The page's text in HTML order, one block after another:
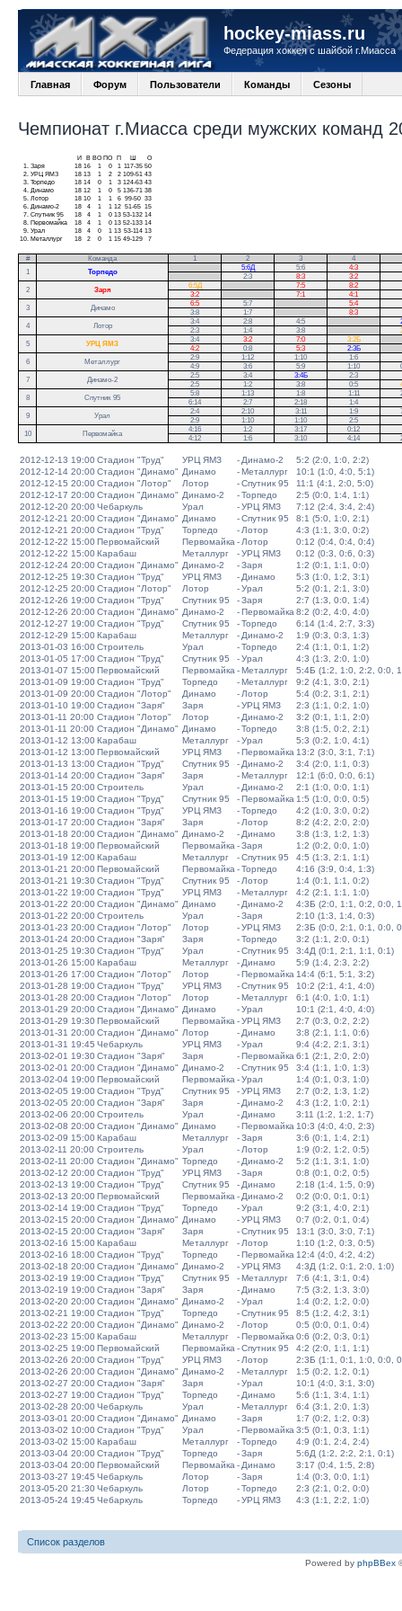
hockey-miass.ru
Федерация хоккея с шайбой г.Миасса
Главная Форум Пользователи Команды Сезоны
Чемпионат г.Миасса среди мужских команд
И В ВО ПО П
О
1.
Заря 18 16 1 0 1 117-35 50
2. УРЦ ЯМЗ 18 13 1 2 2 109-51 43
3. Торпедо 18 14 0 1 3 124-63 43
4.
Динамо 18 12 1 0 5 136-71 38
5. Лотор 18 10 1 1 6 99-50 33
6.
Динамо-2 18 4 1 1 12 51-65 15
7. Спутник 95 18 4 1 0 13 53-132 14
8.
Первомайка 18 4 1 0 13 52-133 14
9. Урал 18 4 0 1 13 53-114 13
10.
Металлург 18 2 0 1 15 49-129 7
# Команда 1 2 3
4
1
Торпедо
5:6Д 5:6
4:3
2:3 8:3
3:2
2
Заря
6:5Д 7:5
8:2
3:2
7:1
4:1
3
Динамо
6:5 5:7
5:4
3:8
1:7
8:3
4
Лотор
3:4 2:8 4:5
2:3
1:4 3:8
5
УРЦ ЯМЗ
3:4 3:2 7:0 3:2Б
4:2
0:8 5:3 2:3Б
6
Металлург
2:9 1:12 1:10
1:6
4:9
3:6 5:9 1:10
7
Динамо-2
2:5 3:4 3:4Б
2:3
2:5
1:2 3:8 0:5
8
Спутник 95
5:8 1:13 1:8 1:11
6:14
2:7 2:18
1:4
9
Урал
2:4 2:10 3:11 1:9
2:9
1:10 1:10
2:5
10
Первомайка
4:16 1:2 3:17
0:12
4:12
1:6 3:10 4:14
2012-12-13 19:00Стадион "Труд" УРЦ ЯМЗ - Динамо-2
5:2 (2:0, 1:0, 2:2)
2012-12-14 20:00Стадион "Динамо" Динамо -Металлург
10:1 (1:0, 4:0, 5:1)
2012-12-15 20:00Стадион "Лотор" Лотор -Спутник 95
11:1 (4:1, 2:0, 5:0)
2012-12-17 20:00Стадион "Динамо" Динамо-2 -Торпедо
2:5 (0:0, 1:4, 1:1)
2012-12-20 20:00Чебаркуль Урал -УРЦ ЯМЗ
7:12 (2:4, 3:4, 2:4)
2012-12-21 20:00Стадион "Динамо" Динамо -Спутник 95
8:1 (5:0, 1:0, 2:1)
2012-12-21 20:00Стадион "Труд" Торпедо - Лотор
4:3 (1:1, 3:0, 0:2)
2012-12-22 15:00Первомайский Первомайка - Лотор
0:12 (0:4, 0:4, 0:4)
2012-12-22 15:00Карабаш Металлург -УРЦ ЯМЗ
0:12 (0:3, 0:6, 0:3)
2012-12-24 20:00Стадион "Динамо" Динамо-2 -Заря
1:2 (0:1, 1:1, 0:0)
2012-12-25 19:30Стадион "Труд" УРЦ ЯМЗ - Динамо
5:3 (1:0, 1:2, 3:1)
2012-12-25 20:00Стадион "Лотор" Лотор -Урал
5:2 (0:1, 2:1, 3:0)
2012-12-26 19:00Стадион "Труд" Спутник 95 -Заря
2:7 (1:3, 0:0, 1:4)
2012-12-26 20:00Стадион "Динамо" Динамо-2 -Первомайка 8:2 (0:2, 4:0, 4:0)
2012-12-27 19:00Стадион "Труд" Спутник 95 -Торпедо
6:14 (1:4, 2:7, 3:3)
2012-12-29 15:00Карабаш Металлург - Динамо-2
1:9 (0:3, 0:3, 1:3)
2013-01-03 16:00Строитель Урал -Торпедо
2:4 (1:1, 0:1, 1:2)
2013-01-05 17:00Стадион "Труд" Спутник 95 -Урал
4:3 (1:3, 2:0, 1:0)
2013-01-07 15:00Первомайский Первомайка -Металлург
5:4Б (1:2, 1:0, 2:2, 0:0,
2013-01-09 19:00Стадион "Труд" Торпедо -Металлург
9:2 (4:1, 3:0, 2:1)
2013-01-09 20:00Стадион "Лотор" Динамо - Лотор
5:4 (0:2, 3:1, 2:1)
2013-01-10 19:00Стадион "Заря" Заря -УРЦ ЯМЗ
2:3 (1:1, 0:2, 1:0)
2013-01-11 20:00 Стадион "Лотор" Лотор - Динамо-2
3:2 (0:1, 1:1, 2:0)
2013-01-11 20:00 Стадион "Динамо" Динамо -Торпедо
3:8 (1:5, 0:2, 2:1)
2013-01-12 13:00Карабаш Металлург -Урал
5:3 (0:2, 1:0, 4:1)
2013-01-12 13:00Первомайский УРЦ ЯМЗ -Первомайка 13:2 (3:0, 3:1, 7:1)
2013-01-13 13:00Стадион "Труд" Спутник 95 - Динамо-2
3:4 (2:0, 1:1, 0:3)
2013-01-14 20:00Стадион "Заря" Заря -Металлург
12:1 (6:0, 0:0, 6:1)
2013-01-15 20:00Строитель Урал - Динамо-2
2:1 (1:0, 0:0, 1:1)
2013-01-15 19:00Стадион "Труд" Спутник 95 -Первомайка 1:5 (1:0, 0:0, 0:5)
2013-01-16 19:00Стадион "Труд" УРЦ ЯМЗ -Торпедо
4:2 (1:0, 3:0, 0:2)
2013-01-17 20:00Стадион "Заря" Заря - Лотор
8:2 (4:2, 2:0, 2:0)
2013-01-18 20:00Стадион "Динамо" Динамо-2 - Динамо
3:8 (1:3, 1:2, 1:3)
2013-01-18 19:00Первомайский Первомайка -Заря
1:2 (0:2, 0:0, 1:0)
2013-01-19 12:00Карабаш Металлург -Спутник 95
4:5 (1:3, 2:1, 1:1)
2013-01-21 20:00Первомайский Первомайка -Торпедо
4:16 (3:9, 0:4, 1:3)
2013-01-21 19:30Стадион "Труд" Спутник 95 - Лотор
1:4 (0:1, 1:1, 0:2)
2013-01-22 19:00Стадион "Труд" УРЦ ЯМЗ -Металлург
4:2 (2:1, 1:1, 1:0)
2013-01-22 20:00Стадион "Динамо" Динамо - Динамо-2
4:3Б (2:0, 1:1, 0:2, 0:0,
2013-01-22 20:00Строитель Урал -Заря
2:10 (1:3, 1:4, 0:3)
2013-01-23 20:00Стадион "Лотор" Лотор -УРЦ ЯМЗ
2:3Б (0:0, 2:1, 0:1, 0:0,
2013-01-24 20:00Стадион "Заря" Заря -Торпедо
3:2 (1:1, 2:0, 0:1)
2013-01-25 19:30Стадион "Труд" Урал -Спутник 95
3:4Д (0:1, 2:1, 1:1, 0:1)
2013-01-26 15:00Карабаш Металлург - Динамо
5:9 (1:4, 2:3, 2:2)
2013-01-26 17:00Стадион "Лотор" Лотор -Первомайка 14:4 (6:1, 5:1, 3:2)
2013-01-28 19:00Стадион "Труд" УРЦ ЯМЗ -Спутник 95
10:2 (2:1, 4:1, 4:0)
2013-01-28 20:00Стадион "Лотор" Лотор -Металлург
6:1 (4:0, 1:0, 1:1)
2013-01-29 20:00Стадион "Динамо" Динамо -Урал
10:1 (2:1, 4:0, 4:0)
2013-01-29 19:30Первомайский Первомайка -УРЦ ЯМЗ
2:7 (0:3, 0:2, 2:2)
2013-01-31 20:00Стадион "Динамо" Лотор - Динамо
3:8 (2:1, 1:1, 0:6)
2013-01-31 19:45 Чебаркуль УРЦ ЯМЗ -Урал
9:4 (4:2, 2:1, 3:1)
2013-02-01 19:30Стадион "Заря" Заря -Первомайка 6:1 (2:1, 2:0, 2:0)
2013-02-01 20:00Стадион "Динамо" Динамо-2 -Спутник 95
3:4 (1:1, 1:0, 1:3)
2013-02-04 19:00Первомайский Первомайка -Урал
1:4 (0:1, 0:3, 1:0)
2013-02-05 19:00Стадион "Труд" Спутник 95 -УРЦ ЯМЗ
2:7 (0:2, 1:3, 1:2)
2013-02-05 20:00Стадион "Заря" Заря - Динамо-2
4:3 (1:2, 1:0, 2:1)
2013-02-06 20:00Строитель Урал - Динамо
3:11 (1:2, 1:2, 1:7)
2013-02-08 20:00Стадион "Динамо" Динамо -Первомайка 10:3 (4:0, 4:0, 2:3)
2013-02-09 15:00Карабаш Металлург -Заря
3:6 (0:1, 1:4, 2:1)
2013-02-11 20:00 Строитель Урал - Лотор
1:9 (0:2, 1:2, 0:5)
2013-02-11 20:00 Стадион "Динамо" Торпедо - Динамо-2
5:2 (1:1, 3:1, 1:0)
2013-02-12 20:00Стадион "Труд" УРЦ ЯМЗ -Заря
0:8 (0:1, 0:2, 0:5)
2013-02-13 19:00Стадион "Труд" Спутник 95 - Динамо
2:18 (1:4, 1:5, 0:9)
2013-02-13 20:00Первомайский Первомайка - Динамо-2
0:2 (0:0, 0:1, 0:1)
2013-02-14 19:00Стадион "Труд" Торпедо -Урал
9:2 (3:1, 4:0, 2:1)
2013-02-15 20:00Стадион "Динамо" Динамо -УРЦ ЯМЗ
0:7 (0:2, 0:1, 0:4)
2013-02-15 20:00Стадион "Заря" Заря -Спутник 95
13:1 (3:0, 3:0, 7:1)
2013-02-16 15:00Карабаш Металлург - Лотор
1:10 (1:2, 0:3, 0:5)
2013-02-16 18:00Стадион "Труд" Торпедо -Первомайка 12:4 (4:0, 4:2, 4:2)
2013-02-18 20:00Стадион "Динамо" Динамо-2 -УРЦ ЯМЗ
4:3Д (1:2, 0:1, 2:0, 1:0)
2013-02-19 19:00Стадион "Труд" Спутник 95 -Металлург
7:6 (4:1, 3:1, 0:4)
2013-02-19 19:00Стадион "Заря" Заря - Динамо
7:5 (3:2, 1:3, 3:0)
2013-02-20 20:00Стадион "Динамо" Динамо-2 -Урал
1:4 (0:2, 1:2, 0:0)
2013-02-21 19:00Стадион "Труд" Торпедо -Спутник 95
8:5 (1:2, 4:2, 3:1)
2013-02-22 20:00Стадион "Динамо" Динамо-2 - Лотор
0:5 (0:0, 0:1, 0:4)
2013-02-23 15:00Карабаш Металлург -Первомайка 0:6 (0:2, 0:3, 0:1)
2013-02-25 19:00Первомайский Первомайка -Спутник 95
4:2 (2:0, 1:1, 1:1)
2013-02-26 20:00Стадион "Труд" УРЦ ЯМЗ - Лотор
2:3Б (1:1, 0:1, 1:0, 0:0,
2013-02-26 20:00Стадион "Динамо" Динамо-2 -Металлург
1:5 (0:2, 1:2, 0:1)
2013-02-27 20:00Стадион "Заря" Заря -Урал
10:1 (4:0, 3:1, 3:0)
2013-02-27 19:00Стадион "Труд" Торпедо - Динамо
5:6 (1:1, 3:4, 1:1)
2013-02-28 20:00Чебаркуль Урал -Металлург
6:4 (3:1, 2:0, 1:3)
2013-03-01 20:00Стадион "Динамо" Динамо -Заря
1:7 (0:2, 1:2, 0:3)
2013-03-02 10:00Стадион "Труд" Урал -Первомайка 3:5 (0:1, 0:3, 1:1)
2013-03-02 15:00Карабаш Металлург -Торпедо
4:9 (0:1, 2:4, 2:4)
2013-03-04 20:00Стадион "Труд" Торпедо -Заря
5:6Д (1:2, 2:2, 2:1, 0:1)
2013-03-04 20:00Первомайский Первомайка - Динамо
3:17 (0:4, 1:5, 2:8)
2013-03-27 19:45 Чебаркуль Лотор -Заря
1:4 (0:3, 0:0, 1:1)
2013-05-20 21:30Чебаркуль Лотор -Торпедо
2:3 (2:1, 0:2, 0:0)
2013-05-24 19:45 Чебаркуль Торпедо -УРЦ ЯМЗ 4:3 (1:1, 2:2, 1:0)
Список разделов
Powered by phpBBex